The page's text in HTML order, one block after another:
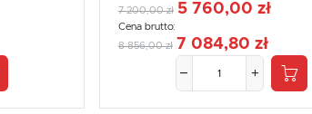
7 200,00 zł 5 760,00 zł
Cena brutto:
8 856,00 zł 7 084,80 zł